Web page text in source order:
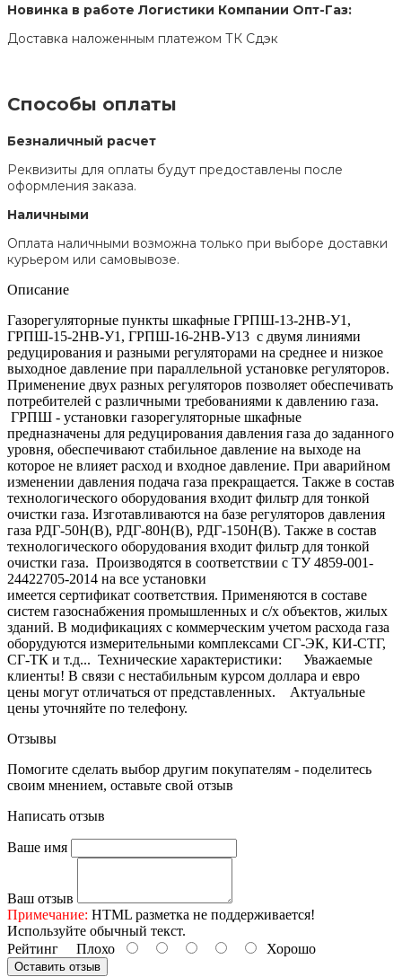
Новинка в работе Логистики Компании Опт-Газ:
Доставка наложенным платежом ТК Сдэк
Способы оплаты
Безналичный расчет
Реквизиты для оплаты будут предоставлены после
оформления заказа.
Наличными
Оплата наличными возможна только при выборе доставки
курьером или самовывозе.
Описание
Газорегуляторные пункты шкафные ГРПШ-13-2НВ-У1,
ГРПШ-15-2НВ-У1, ГРПШ-16-2НВ-У13 с двумя линиями
редуцирования и разными регуляторами на среднее и низкое
выходное давление при параллельной установке регуляторов.
Применение двух разных регуляторов позволяет обеспечивать
потребителей с различными требованиями к давлению газа.
ГРПШ - установки газорегуляторные шкафные
предназначены для редуцирования давления газа до заданного
уровня, обеспечивают стабильное давление на выходе на
которое не влияет расход и входное давление. При аварийном
изменении давления подача газа прекращается. Также в состав
технологического оборудования входит фильтр для тонкой
очистки газа. Изготавливаются на базе регуляторов давления
газа РДГ-50Н(В), РДГ-80Н(В), РДГ-150Н(В). Также в состав
технологического оборудования входит фильтр для тонкой
очистки газа. Производятся в соответствии с ТУ 4859-001-
24422705-2014 на все установки
имеется сертификат соответствия. Применяются в составе
систем газоснабжения промышленных и с/х объектов, жилых
зданий. В модификациях с коммерческим учетом расхода газа
оборудуются измерительными комплексами СГ-ЭК, КИ-СТГ,
СГ-ТК и т.д... Технические характеристики: Уважаемые
клиенты! В связи с нестабильным курсом доллара и евро
цены могут отличаться от представленных. Актуальные
цены уточняйте по телефону.
Отзывы
Помогите сделать выбор другим покупателям - поделитесь
своим мнением, оставьте свой отзыв
Написать отзыв
Ваше имя
Ваш отзыв
Примечание: HTML разметка не поддерживается!
Используйте обычный текст.
Рейтинг Плохо Хорошо
Оставить отзыв